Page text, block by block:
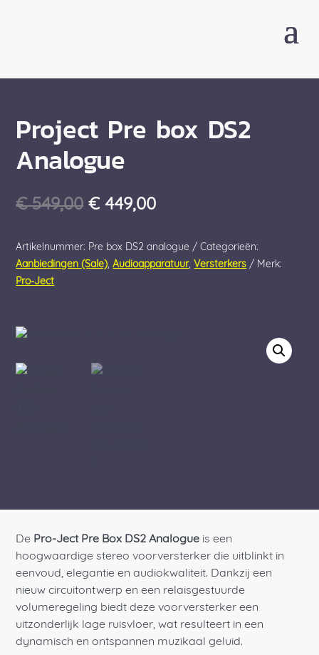
Project Pre box DS2
Analogue
€549,00 Oorspronkelijke
was:
€ 549,00.
€449,00Huidige
is:
€ 449,00.
Artikelnummer: Pre box DS2 analogue
Categorieën:
Aanbiedingen (Sale),Audioapparatuur, Versterkers
Merk:
Pro-Ject
De Pro-Ject Pre Box DS2 Analogue is een
hoogwaardige stereo voorversterker die uitblinkt in
eenvoud, elegantie en audiokwaliteit. Dankzij een
nieuw circuitontwerp en een relaisgestuurde
volumeregeling biedt deze voorversterker een
uitzonderlijk lage ruisvloer, wat resulteert in een
dynamisch en ontspannen muzikaal geluid.